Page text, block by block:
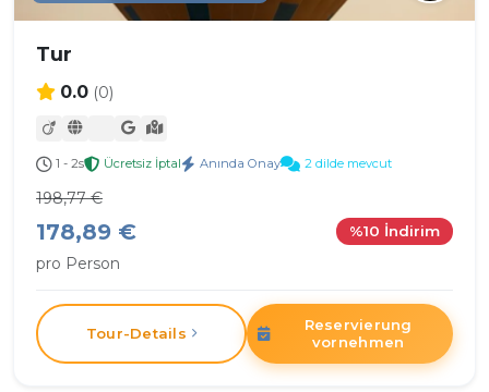
Tur
0.0 (0)
1 - 2s Ücretsiz İptal Anında Onay 2 dilde mevcut
198,77 €
178,89 €
pro Person
%10 İndirim
Tour-Details
Reservierung
vornehmen